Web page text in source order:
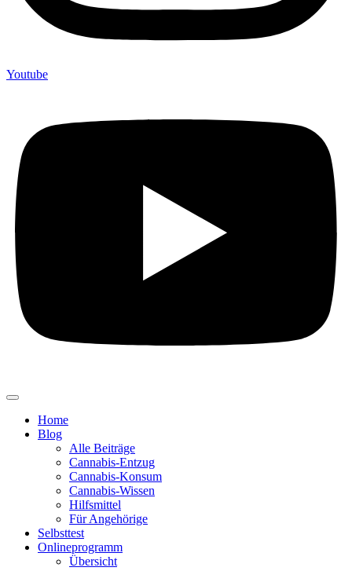
Youtube
Home
Blog
Alle Beiträge
Cannabis-Entzug
Cannabis-Konsum
Cannabis-Wissen
Hilfsmittel
Für Angehörige
Selbsttest
Onlineprogramm
Übersicht